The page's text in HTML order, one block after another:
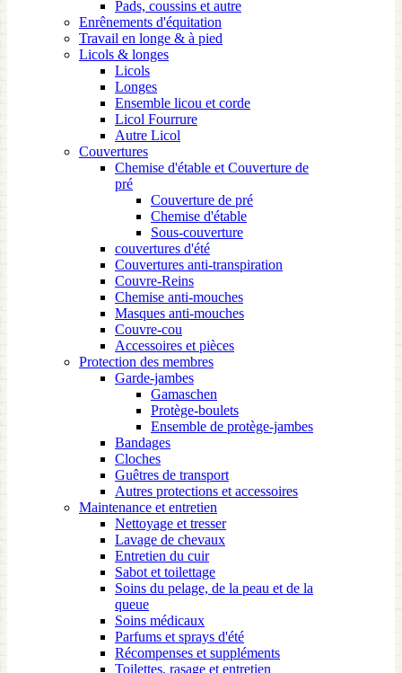
Pads, coussins et autre
Enrênements d'équitation
Travail en longe & à pied
Licols & longes
Licols
Longes
Ensemble licou et corde
Licol Fourrure
Autre Licol
Couvertures
Chemise d'étable et Couverture de
pré
Couverture de pré
Chemise d'étable
Sous-couverture
couvertures d'été
Couvertures anti-transpiration
Couvre-Reins
Chemise anti-mouches
Masques anti-mouches
Couvre-cou
Accessoires et pièces
Protection des membres
Garde-jambes
Gamaschen
Protège-boulets
Ensemble de protège-jambes
Bandages
Cloches
Guêtres de transport
Autres protections et accessoires
Maintenance et entretien
Nettoyage et tresser
Lavage de chevaux
Entretien du cuir
Sabot et toilettage
Soins du pelage, de la peau et de la
queue
Soins médicaux
Parfums et sprays d'été
Récompenses et suppléments
Toilettes, rasage et entretien